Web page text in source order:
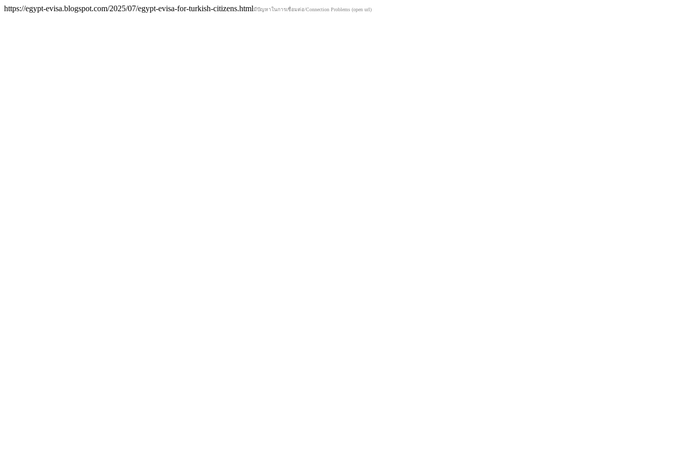
https://egypt-evisa.blogspot.com/2025/07/egypt-evisa-for-turkish-citizens.htmlมีปัญหาในการเชื่อมต่อ/Connection Problems (open url)